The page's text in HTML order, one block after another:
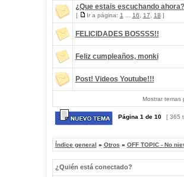
¿Que estais escuchando ahora?
[ Ir a página: 1 16 17 18 ]
FELICIDADES BOSSSS!!
Feliz cumpleaños, monki
Post! Videos Youtube!!!
Mostrar temas
Página 1 de 10 [ 365
Índice general » Otros » OFF TOPIC - No
¿Quién está conectado?